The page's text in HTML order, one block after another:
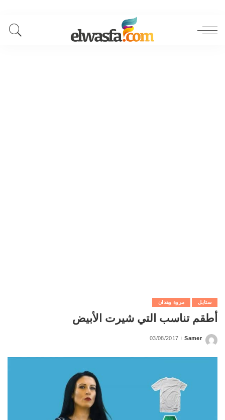
ستايل مروة وهدان
أطقم تناسب التي شيرت الأبيض
Posted
Samer
03/08/2017